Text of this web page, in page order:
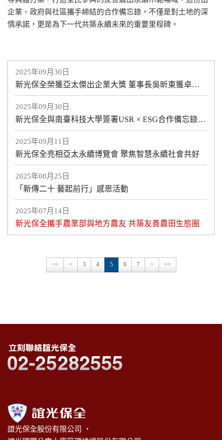
2025年09月30日
新光保全榮獲亞太傑出企業大獎 董事長吳昕東獲卓越企業領袖獎
2025年09月30日
新光保全與南臺科技大學簽署USR × ESG合作備忘錄 以智慧科技 × 人才培育 × 數位轉型 共創永續新未來
2025年09月11日
新光保全亮相亞太永續博覽會 聚焦智慧永續社會共好
2025年08月25日
「新傳二十 藝起前行」感恩活動
2025年07月14日
新光保全攜手農業部與地方農友 共築友善農田生態圈
<< < 3 4 5 6 7 > >>
企業、政府與社區攜手締結的合作備忘錄，不僅是對土地的深
情承諾，更是為下一代共築永續未來的重要里程碑。
誼光保全股份有限公司 ‧